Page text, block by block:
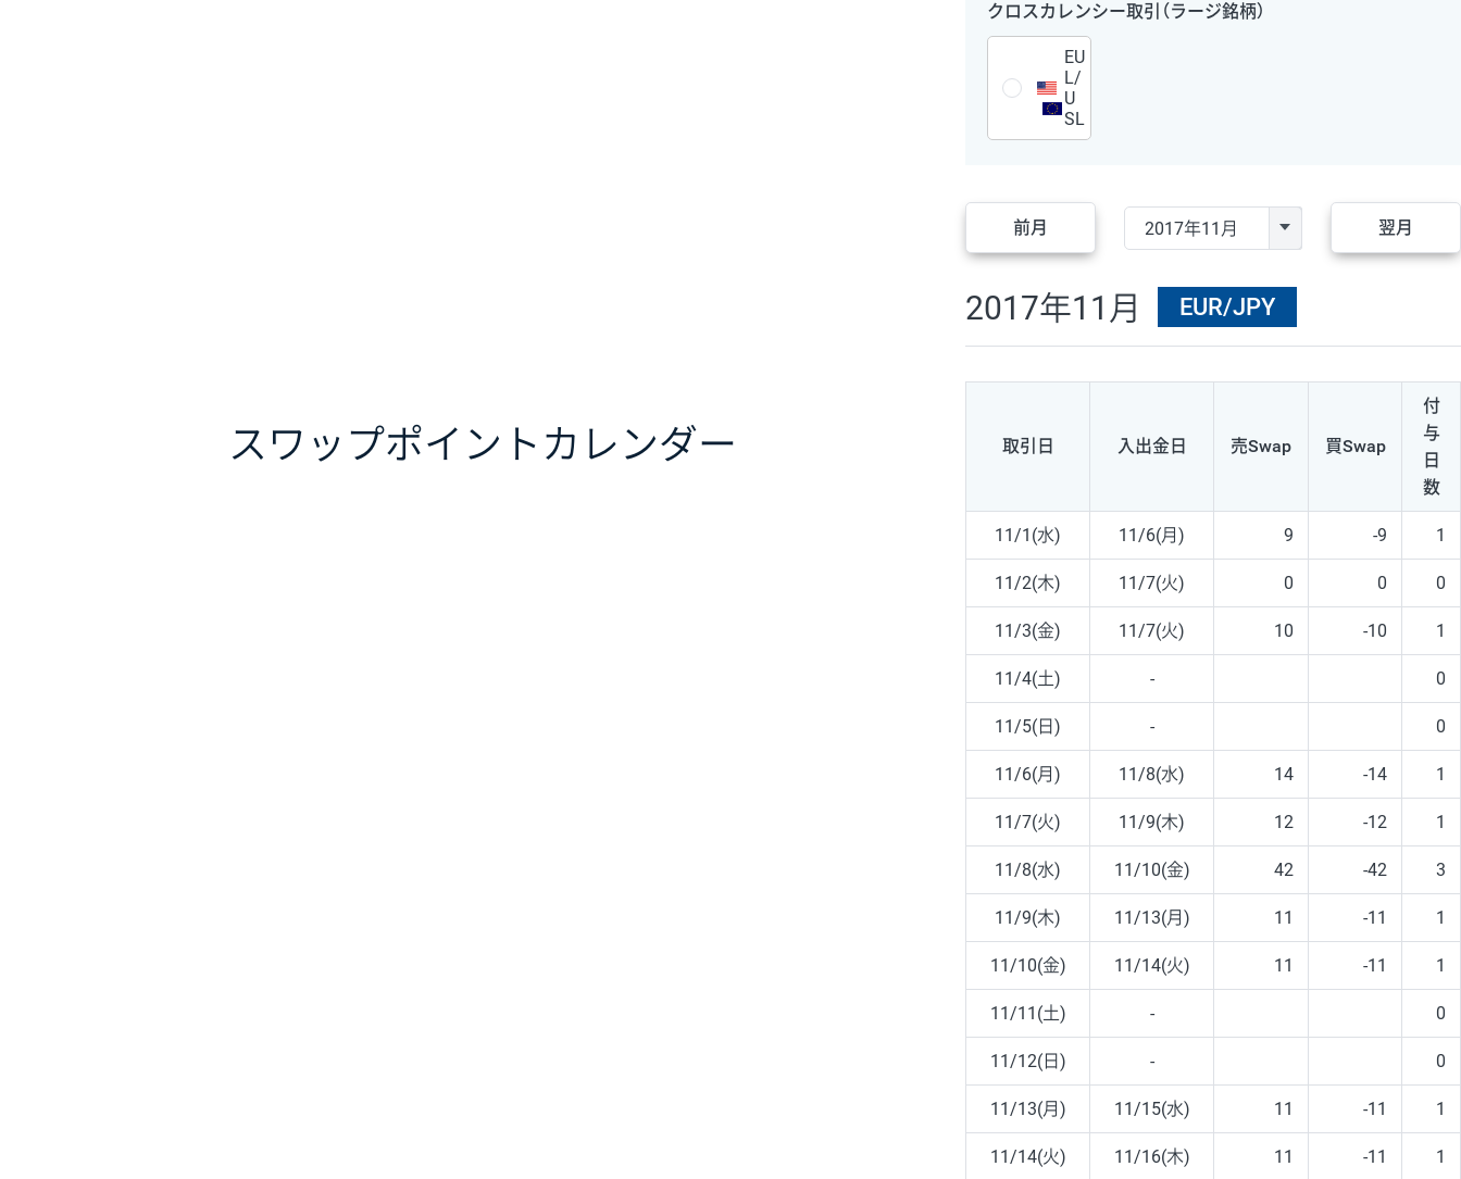
スワップポイント カレンダー
クロスカレンシー取引（ラージ銘柄）
EU
L/
U
SL
前月 翌月
2017年11月 EUR/JPY
取引日 入出金日 売Swap 買Swap
付
与
日
数
11/1(水) 11/6(月) 9 -9 1
11/2(木) 11/7(火) 0 0 0
11/3(金) 11/7(火) 10 -10 1
11/4(土) - 0
11/5(日) - 0
11/6(月) 11/8(水) 14 -14 1
11/7(火) 11/9(木) 12 -12 1
11/8(水) 11/10(金) 42 -42 3
11/9(木) 11/13(月) 11 -11 1
11/10(金) 11/14(火) 11 -11 1
11/11(土) - 0
11/12(日) - 0
11/13(月) 11/15(水) 11 -11 1
11/14(火) 11/16(木) 11 -11 1